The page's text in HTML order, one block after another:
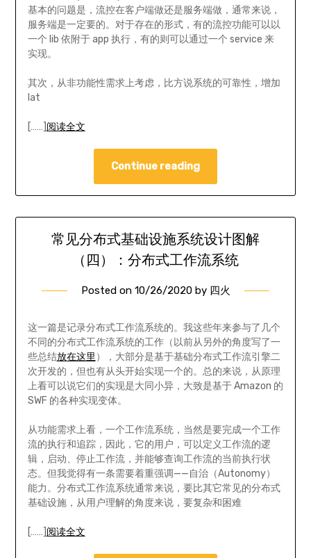
基本的问题是，流控在客户端做还是服务端做，通常来说，
服务端是一定要的。对于存在的形式，有的流控功能可以以
一个 lib 依附于 app 执行，有的则可以通过一个 service 来
实现。
其次，从非功能性需求上考虑，比方说系统的可靠性，增加
lat
[……] 阅读全文
Continue reading
常见分布式基础设施系统设计图解
（四）：分布式工作流系统
Posted on 10/26/2020by 四火
这一篇是记录分布式工作流系统的。我这些年来参与了几个
不同的分布式工作流系统的工作（以前从另外的角度写了一
些总结放在这里 ），大部分是基于基础分布式工作流引擎二
次开发的，但也有从头开始实现一个的。总的来说，从原理
上看可以说它们的实现是大同小异，大致是基于 Amazon 的
SWF 的各种实现变体。
从功能需求上看，一个工作流系统，当然是要完成一个工作
流的执行和追踪，因此，它的用户，可以定义工作流的逻
辑，启动、停止工作流，并能够查询工作流的当前执行状
态。但我觉得有一条需要着重强调——自治（Autonomy）
能力。分布式工作流系统通常来说，要比其它常见的分布式
基础设施，从用户理解的角度来说，要复杂和困难
[……] 阅读全文